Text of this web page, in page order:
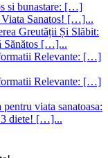
si bunastare: […]
Viata Sanatos! […]...
Greutății Și Slăbit:
Sănătos […]...
Relevante: […]
Relevante: […]
viata sanatoasa:
3 diete! […]...